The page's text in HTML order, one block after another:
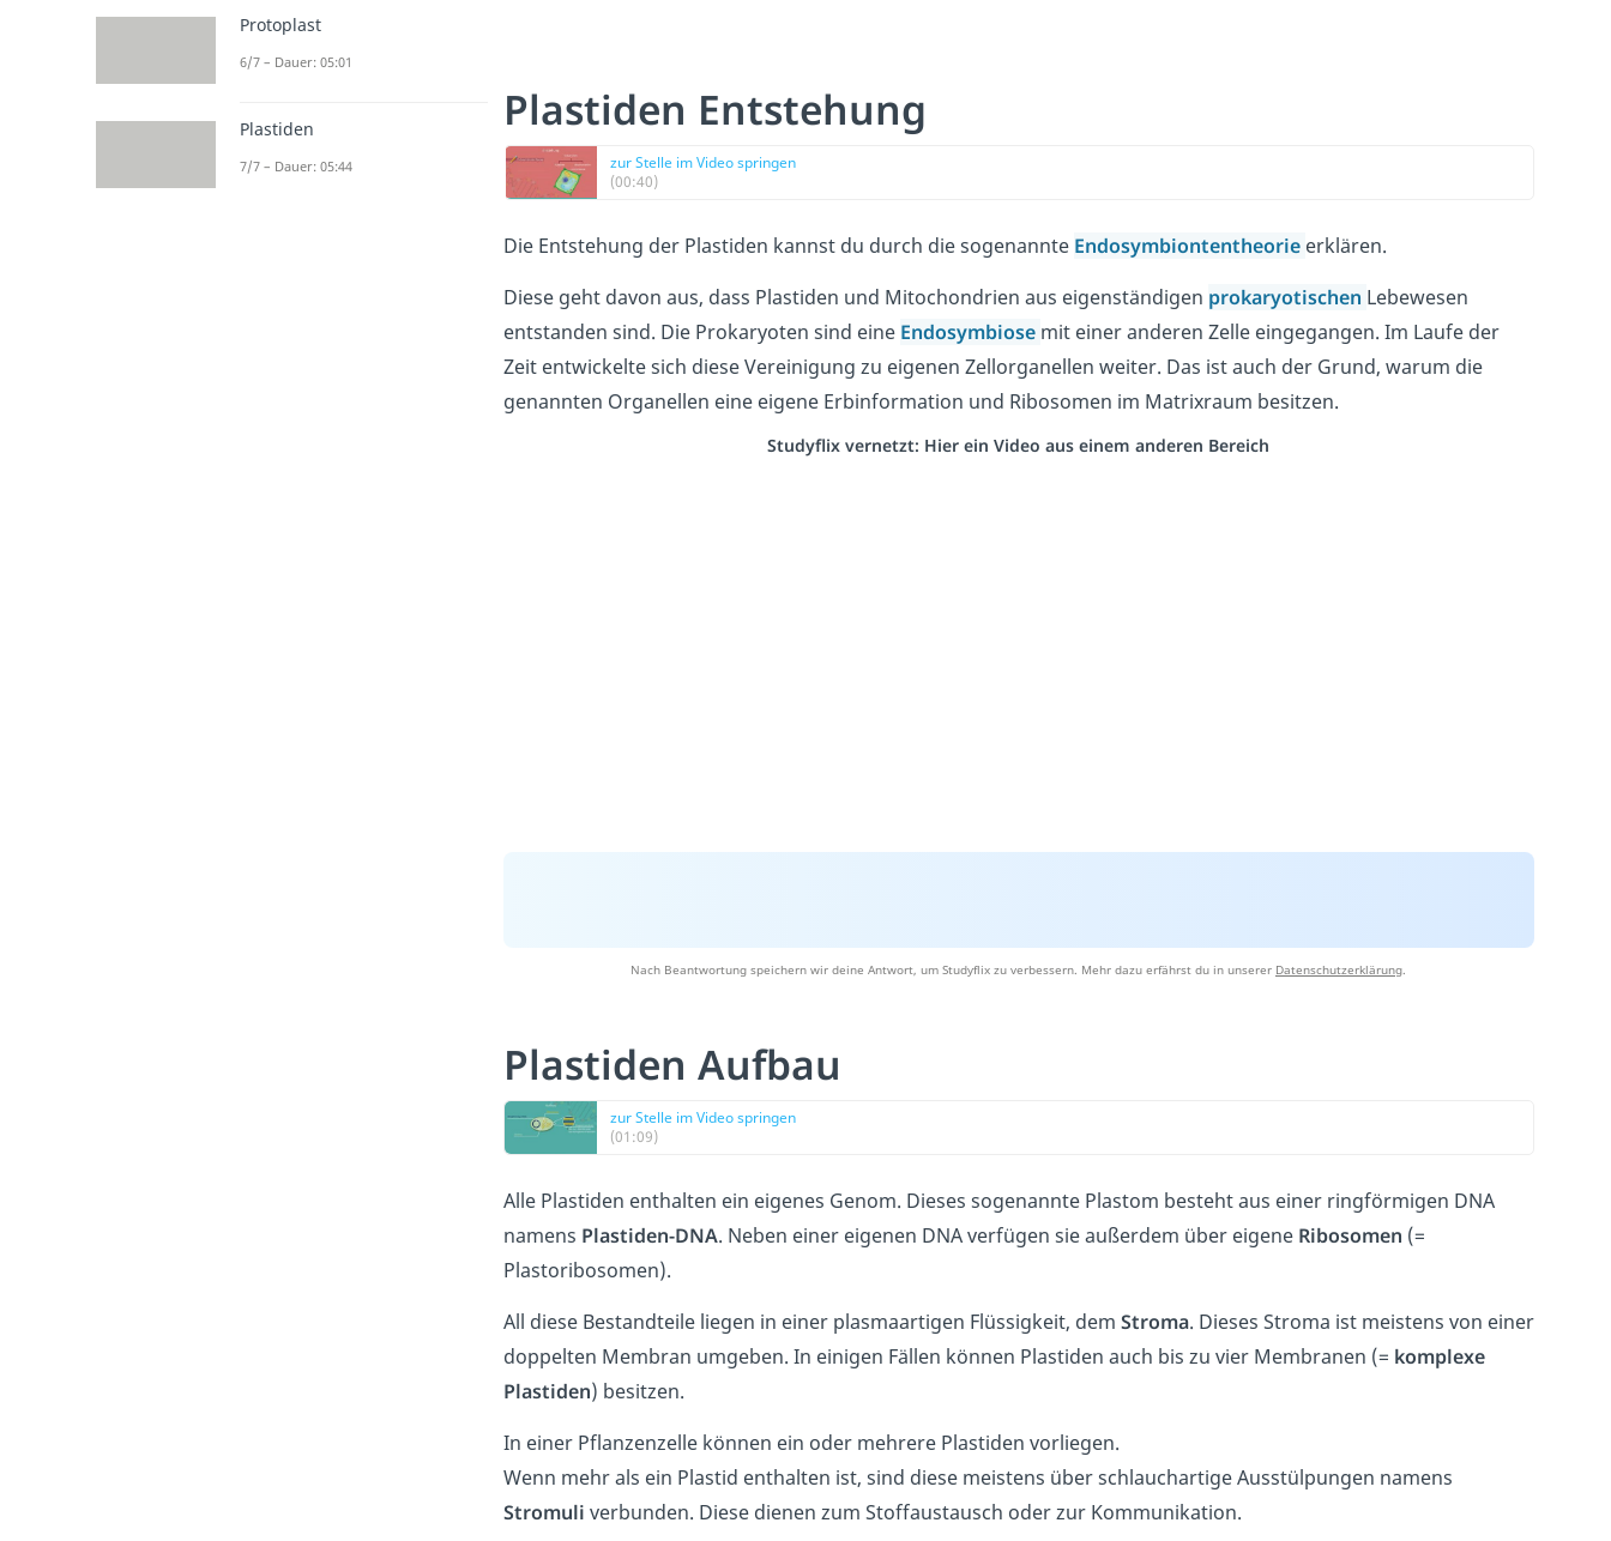
Plastiden Entstehung
zur Stelle im Video springen
(00:40)
Die Entstehung der Plastiden kannst du durch die sogenannte Endosymbiontentheorie erklären.
Diese geht davon aus, dass Plastiden und Mitochondrien aus eigenständigen prokaryotischen Lebewesen
entstanden sind. Die Prokaryoten sind eine Endosymbiose mit einer anderen Zelle eingegangen. Im Laufe der
Zeit entwickelte sich diese Vereinigung zu eigenen Zellorganellen weiter. Das ist auch der Grund, warum die
genannten Organellen eine eigene Erbinformation und Ribosomen im Matrixraum besitzen.
Studyflix vernetzt: Hier ein Video aus einem anderen Bereich
Nach Beantwortung speichern wir deine Antwort, um Studyflix zu verbessern. Mehr dazu erfährst du in unserer Datenschutzerklärung
Plastiden Aufbau
zur Stelle im Video springen
(01:09)
Alle Plastiden enthalten ein eigenes Genom. Dieses sogenannte Plastom besteht aus einer ringförmigen DNA
namens Plastiden-DNA. Neben einer eigenen DNA verfügen sie außerdem über eigene Ribosomen (=
Plastoribosomen).
All diese Bestandteile liegen in einer plasmaartigen Flüssigkeit, dem Stroma. Dieses Stroma ist meistens von einer
doppelten Membran umgeben. In einigen Fällen können Plastiden auch bis zu vier Membranen (= komplexe
Plastiden) besitzen.
In einer Pflanzenzelle können ein oder mehrere Plastiden vorliegen.
Wenn mehr als ein Plastid enthalten ist, sind diese meistens über schlauchartige Ausstülpungen namens
Stromuli verbunden. Diese dienen zum Stoffaustausch oder zur Kommunikation.
Protoplast
6/7 – Dauer: 05:01
Plastiden
7/7 – Dauer: 05:44